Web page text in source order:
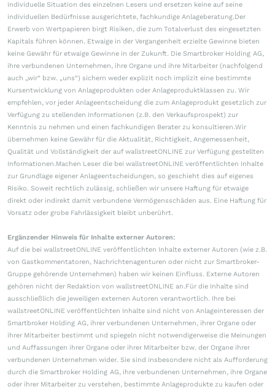
individuelle Situation des einzelnen Lesers und ersetzen keine auf seine
individuellen Bedürfnisse ausgerichtete, fachkundige Anlageberatung.Der
Erwerb von Wertpapieren birgt Risiken, die zum Totalverlust des eingesetzten
Kapitals führen können. Etwaige in der Vergangenheit erzielte Gewinne bieten
keine Gewähr für etwaige Gewinne in der Zukunft. Die Smartbroker Holding AG,
ihre verbundenen Unternehmen, ihre Organe und ihre Mitarbeiter (nachfolgend
auch „wir“ bzw. „uns“) sichern weder explizit noch implizit eine bestimmte
Kursentwicklung von Anlageprodukten oder Anlageproduktklassen zu. Wir
empfehlen, vor jeder Anlageentscheidung die zum Anlageprodukt gesetzlich zur
Verfügung zu stellenden Informationen (z.B. den Verkaufsprospekt) zur
Kenntnis zu nehmen und einen fachkundigen Berater zu konsultieren.Wir
übernehmen keine Gewähr für die Aktualität, Richtigkeit, Angemessenheit,
Qualität und Vollständigkeit der auf wallstreetONLINE zur Verfügung gestellten
Informationen.Machen Leser die bei wallstreetONLINE veröffentlichten Inhalte
zur Grundlage eigener Anlageentscheidungen, so geschieht dies auf eigenes
Risiko. Soweit rechtlich zulässig, schließen wir unsere Haftung für etwaige
direkt oder indirekt damit verbundene Vermögensschäden aus. Eine Haftung für
Vorsatz oder grobe Fahrlässigkeit bleibt unberührt.
Ergänzender Hinweis für Inhalte externer Autoren:
Auf die bei wallstreetONLINE veröffentlichten Inhalte externer Autoren (wie z.B.
von Gastkommentatoren, Nachrichtenagenturen oder nicht zur Smartbroker-
Gruppe gehörende Unternehmen) haben wir keinen Einfluss. Externe Autoren
gehören nicht der Redaktion von wallstreetONLINE an.Für die Inhalte sind
ausschließlich die jeweiligen externen Autoren verantwortlich. Ihre bei
wallstreetONLINE veröffentlichten Inhalte sind nicht von Anlageinteressen der
Smartbroker Holding AG, ihrer verbundenen Unternehmen, ihrer Organe oder
ihrer Mitarbeiter bestimmt und spiegeln nicht notwendigerweise die Meinungen
und Auffassungen ihrer Organe oder ihrer Mitarbeiter bzw. der Organe ihrer
verbundenen Unternehmen wider. Sie sind insbesondere nicht als Aufforderung
durch die Smartbroker Holding AG, ihre verbundenen Unternehmen, ihre Organe
oder ihrer Mitarbeiter zu verstehen, bestimmte Anlageprodukte zu kaufen oder